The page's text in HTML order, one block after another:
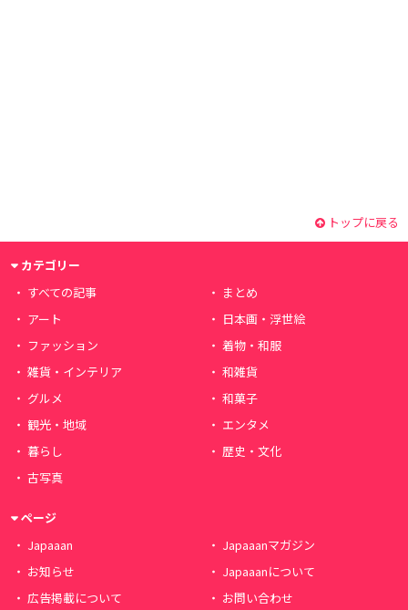
トップに戻る
カテゴリー
すべての記事
まとめ
アート
日本画・浮世絵
ファッション
着物・和服
雑貨・インテリア
和雑貨
グルメ
和菓子
観光・地域
エンタメ
暮らし
歴史・文化
古写真
ページ
Japaaan
Japaaanマガジン
お知らせ
Japaaanについて
広告掲載について
お問い合わせ